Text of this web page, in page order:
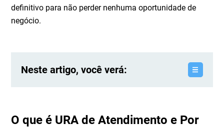
definitivo para não perder nenhuma oportunidade de
negócio.
Neste artigo, você verá:
O que é URA de Atendimento e Por